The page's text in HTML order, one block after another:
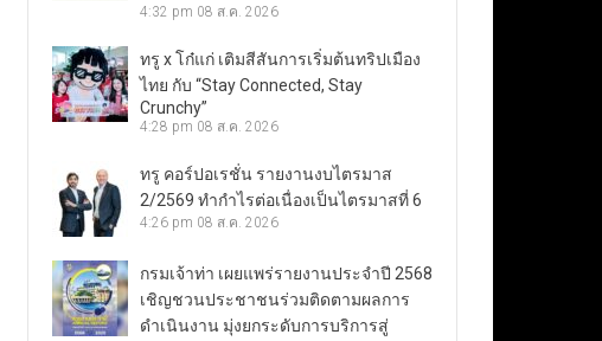
4:32 pm 08 ส.ค. 2026
ทรู x โก๋แก่ เติมสีสันการเริ่มต้นทริปเมือง
ไทย กับ “Stay Connected, Stay
Crunchy”
4:28 pm 08 ส.ค. 2026
ทรู คอร์ปอเรชั่น รายงานงบไตรมาส
2/2569 ทำกำไรต่อเนื่องเป็นไตรมาสที่ 6
4:26 pm 08 ส.ค. 2026
กรมเจ้าท่า เผยแพร่รายงานประจำปี 2568
เชิญชวนประชาชนร่วมติดตามผลการ
ดำเนินงาน มุ่งยกระดับการบริการสู่